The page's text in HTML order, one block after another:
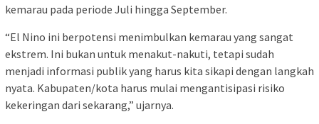
kemarau pada periode Juli hingga September.
“El Nino ini berpotensi menimbulkan kemarau yang sangat
ekstrem. Ini bukan untuk menakut-nakuti, tetapi sudah
menjadi informasi publik yang harus kita sikapi dengan langkah
nyata. Kabupaten/kota harus mulai mengantisipasi risiko
kekeringan dari sekarang,” ujarnya.